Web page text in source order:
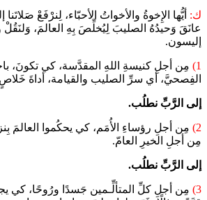
ك: أيُّها الإِخوةُ والأخواتُ الأحبّاء، لِنرْفَعْ صَلاتَنا
عانَقَ وَحيدُهُ الصليبَ لِيُخلِّصَ بِهِ العالمَ، وَلنَقُلْ
إليسون.
1)
مِن أجلِ كنيسةِ اللهِ المقدَّسة، كي تكونَ،
الفِصحيَّ، أي سرِّ الصليب والقيامة، أداةَ خَلاصٍ
إلى الرَّبِّ نطلُب.
2)
مِن أجلِ رؤساءِ الأُمَم، كي يحكُموا العالمَ
مِن أجلِ الخيرِ العامّ.
إلى الرَّبِّ نطلُب.
3) مِن أجلِ كلِّ المتألِّـمين جَسدًا ورُوحًا، كي